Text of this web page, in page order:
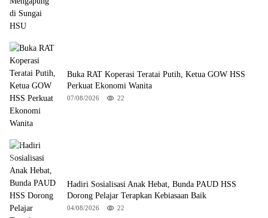
Buka RAT Koperasi Teratai Putih, Ketua GOW HSS
Perkuat Ekonomi Wanita
07/08/2026 22
Hadiri Sosialisasi Anak Hebat, Bunda PAUD HSS
Dorong Pelajar Terapkan Kebiasaan Baik
04/08/2026 22